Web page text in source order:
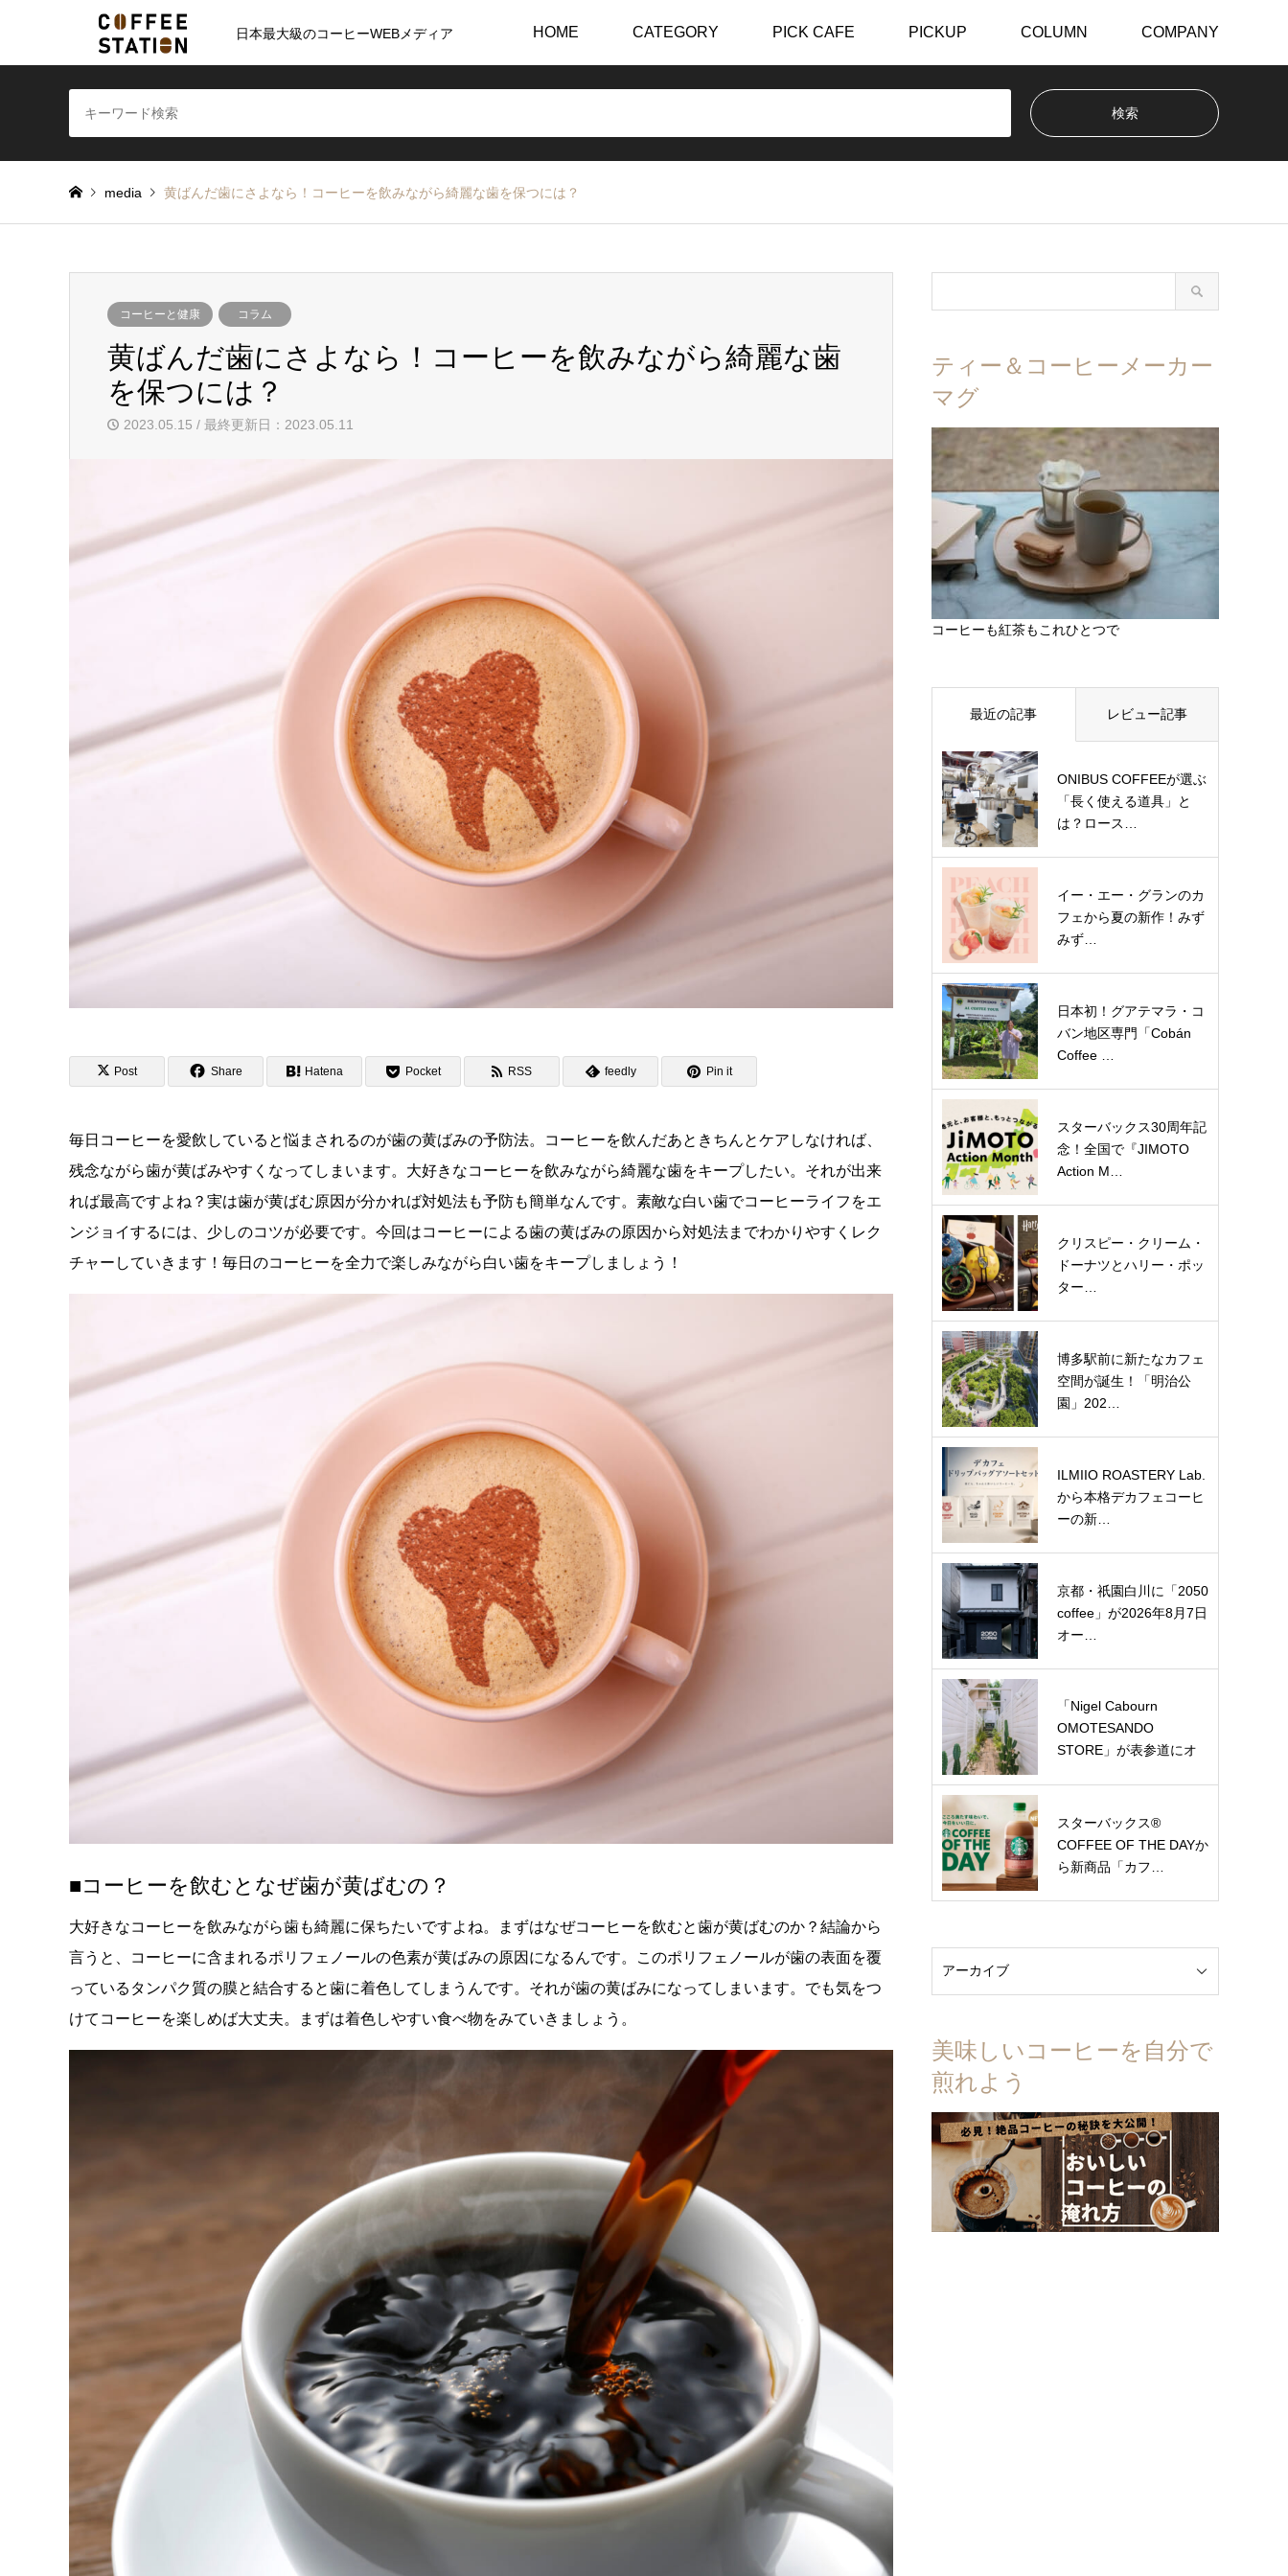
日本最大級のコーヒーWEBメディア HOME CATEGORY PICK CAFE PICKUP COLUMN COMPANY
media 黄ばんだ歯にさよなら！コーヒーを飲みながら綺麗な歯を保つには？
コーヒーと健康 コラム
黄ばんだ歯にさよなら！コーヒーを飲みながら綺麗な歯
を保つには？
2023.05.15 / 最終更新日：2023.05.11
Post Share Hatena Pocket RSS feedly Pin it
毎日コーヒーを愛飲していると悩まされるのが歯の黄ばみの予防法。コーヒーを飲んだあときちんとケアしなければ、
残念ながら歯が黄ばみやすくなってしまいます。大好きなコーヒーを飲みながら綺麗な歯をキープしたい。それが出来
れば最高ですよね？実は歯が黄ばむ原因が分かれば対処法も予防も簡単なんです。素敵な白い歯でコーヒーライフをエ
ンジョイするには、少しのコツが必要です。今回はコーヒーによる歯の黄ばみの原因から対処法までわかりやすくレク
チャーしていきます！毎日のコーヒーを全力で楽しみながら白い歯をキープしましょう！
■コーヒーを飲むとなぜ歯が黄ばむの？
大好きなコーヒーを飲みながら歯も綺麗に保ちたいですよね。まずはなぜコーヒーを飲むと歯が黄ばむのか？結論から
言うと、コーヒーに含まれるポリフェノールの色素が黄ばみの原因になるんです。このポリフェノールが歯の表面を覆
っているタンパク質の膜と結合すると歯に着色してしまうんです。それが歯の黄ばみになってしまいます。でも気をつ
けてコーヒーを楽しめば大丈夫。まずは着色しやすい食べ物をみていきましょう。
ティー＆コーヒーメーカー
マグ
コーヒーも紅茶もこれひとつで
最近の記事 レビュー記事
ONIBUS COFFEEが選ぶ
「長く使える道具」と
は？ロース…
イー・エー・グランのカ
フェから夏の新作！みず
みず…
日本初！グアテマラ・コ
バン地区専門「Cobán
Coffee …
スターバックス30周年記
念！全国で『JIMOTO
Action M…
クリスピー・クリーム・
ドーナツとハリー・ポッ
ター…
博多駅前に新たなカフェ
空間が誕生！「明治公
園」202…
ILMIIO ROASTERY Lab.
から本格デカフェコーヒ
ーの新…
京都・祇園白川に「2050
coffee」が2026年8月7日
オー…
「Nigel Cabourn
OMOTESANDO
STORE」が表参道にオ
スターバックス®
COFFEE OF THE DAYか
ら新商品「カフ…
美味しいコーヒーを自分で
煎れよう